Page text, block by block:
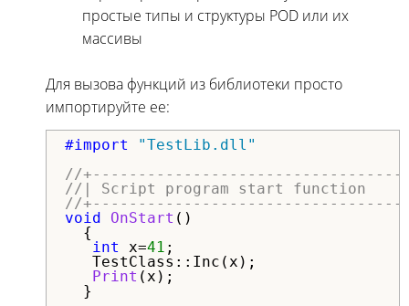
простые типы и структуры POD или их
массивы
Для вызова функций из библиотеки просто
импортируйте ее:
#import
"TestLib.dll"
//
//| Script program start function
//
void
OnStart ()
{
int
x=41 ;
TestClass::Inc(x);
Print (x);
}